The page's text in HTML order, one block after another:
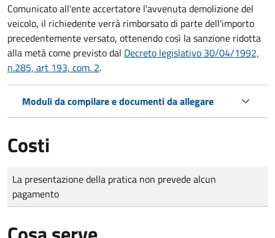
Comunicato all'ente accertatore l'avvenuta demolizione del
veicolo, il richiedente verrà rimborsato di parte dell'importo
precedentemente versato, ottenendo così la sanzione ridotta
alla metà come previsto dal Decreto legislativo 30/04/1992,
n.285, art 193, com. 2.
Moduli da compilare e documenti da allegare
Costi
Tipo di pagamento
Importo
La presentazione della pratica non prevede alcun
pagamento